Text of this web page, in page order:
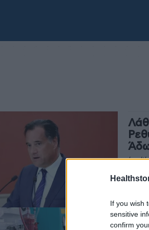
If you wish
sensitive
confirm
Στην